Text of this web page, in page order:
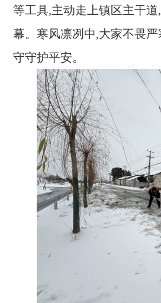
等工具,主动走上镇区主干
幕。寒风凛冽中,大家不畏
守守护平安。